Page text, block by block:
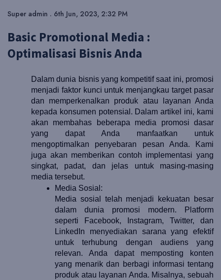
Super admin . 6th Jun, 2023, 2:32 PM
Basic Promotional Media :
Optimalisasi Bisnis Anda
Dalam dunia bisnis yang kompetitif saat ini, promosi
menjadi faktor kunci untuk menjangkau target pasar
dan memperkenalkan produk atau layanan Anda
kepada konsumen potensial. Dalam artikel ini, kami
akan membahas beberapa media promosi dasar
yang dapat Anda manfaatkan untuk
mengoptimalkan penyebaran pesan Anda. Kami
juga akan memberikan contoh implementasi yang
singkat, padat, dan jelas untuk masing-masing
media tersebut.
Media Sosial:
Media sosial telah menjadi kekuatan besar
dalam dunia promosi modern. Platform
seperti Facebook, Instagram, Twitter, dan
LinkedIn menyediakan sarana yang efektif
untuk terhubung dengan audiens yang
relevan. Anda dapat memposting konten
yang menarik dan berbagi informasi tentang
produk atau layanan Anda. Misalnya, sebuah